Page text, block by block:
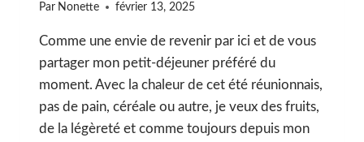
Par Nonette février 13, 2025
Comme une envie de revenir par ici et de vous
partager mon petit-déjeuner préféré du
moment. Avec la chaleur de cet été réunionnais,
pas de pain, céréale ou autre, je veux des fruits,
de la légèreté et comme toujours depuis mon